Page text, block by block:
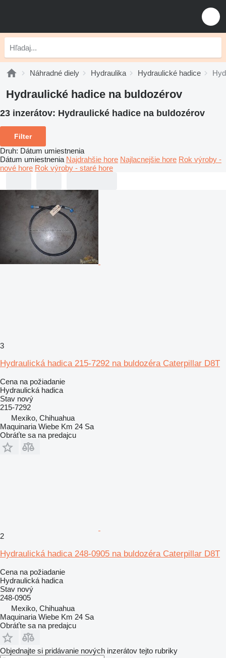
Náhradné diely Hydraulika Hydraulické hadice
Hydraulické hadice na buldozérov
23 inzerátov: Hydraulické hadice na buldozérov
Filter
Druh: Dátum umiestnenia
Dátum umiestnenia Najdrahšie hore Najlacnejšie hore Rok výroby -
nové hore Rok výroby - staré hore
3
Hydraulická hadica 215-7292 na buldozéra Caterpillar D8T
Cena na požiadanie
Hydraulická hadica
Stav nový
215-7292
Mexiko, Chihuahua
Maquinaria Wiebe Km 24 Sa
Obráťte sa na predajcu
2
Hydraulická hadica 248-0905 na buldozéra Caterpillar D8T
Cena na požiadanie
Hydraulická hadica
Stav nový
248-0905
Mexiko, Chihuahua
Maquinaria Wiebe Km 24 Sa
Obráťte sa na predajcu
Objednajte si pridávanie nových inzerátov tejto rubriky